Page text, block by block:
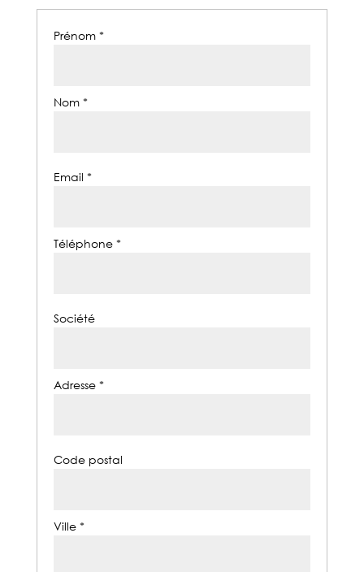
Prénom *
Nom *
Email *
Téléphone *
Société
Adresse *
Code postal
Ville *